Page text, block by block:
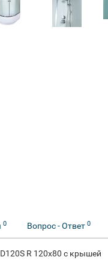
0 Вопрос - Ответ 0
R 120x80 с крышей